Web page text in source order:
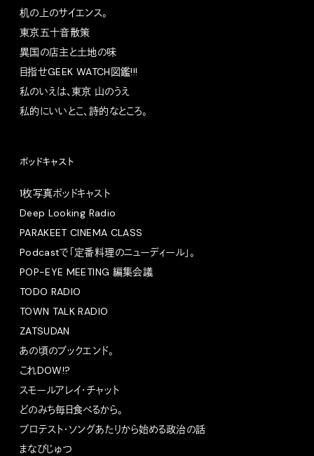
机の上のサイエンス。
東京五十音散策
異国の店主と土地の味
目指せGEEK WATCH図鑑!!!
私のいえは、東京 山のうえ
私的にいいとこ、詩的なところ。
ポッドキャスト
1枚写真ポッドキャスト
Deep Looking Radio
PARAKEET CINEMA CLASS
Podcastで「定番料理のニューディール」。
POP-EYE MEETING 編集会議
TODO RADIO
TOWN TALK RADIO
ZATSUDAN
あの頃のブックエンド。
これDOW!?
スモールアレイ・チャット
どのみち毎日食べるから。
プロテスト・ソングあたりから始める政治の話
まなびじゅつ